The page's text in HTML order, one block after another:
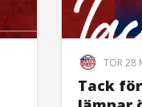
TOR 28
Tack